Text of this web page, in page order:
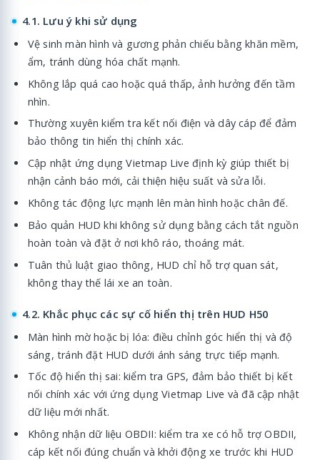
4.1. Lưu ý khi sử dụng
Vệ sinh màn hình và gương phản chiếu bằng khăn mềm,
ẩm, tránh dùng hóa chất mạnh.
Không lắp quá cao hoặc quá thấp, ảnh hưởng đến tầm
nhìn.
Thường xuyên kiểm tra kết nối điện và dây cáp để đảm
bảo thông tin hiển thị chính xác.
Cập nhật ứng dụng Vietmap Live định kỳ giúp thiết bị
nhận cảnh báo mới, cải thiện hiệu suất và sửa lỗi.
Không tác động lực mạnh lên màn hình hoặc chân đế.
Bảo quản HUD khi không sử dụng bằng cách tắt nguồn
hoàn toàn và đặt ở nơi khô ráo, thoáng mát.
Tuân thủ luật giao thông, HUD chỉ hỗ trợ quan sát,
không thay thế lái xe an toàn.
4.2. Khắc phục các sự cố hiển thị trên HUD H50
Màn hình mờ hoặc bị lóa: điều chỉnh góc hiển thị và độ
sáng, tránh đặt HUD dưới ánh sáng trực tiếp mạnh.
Tốc độ hiển thị sai: kiểm tra GPS, đảm bảo thiết bị kết
nối chính xác với ứng dụng Vietmap Live và đã cập nhật
dữ liệu mới nhất.
Không nhận dữ liệu OBDII: kiểm tra xe có hỗ trợ OBDII,
cáp kết nối đúng chuẩn và khởi động xe trước khi HUD